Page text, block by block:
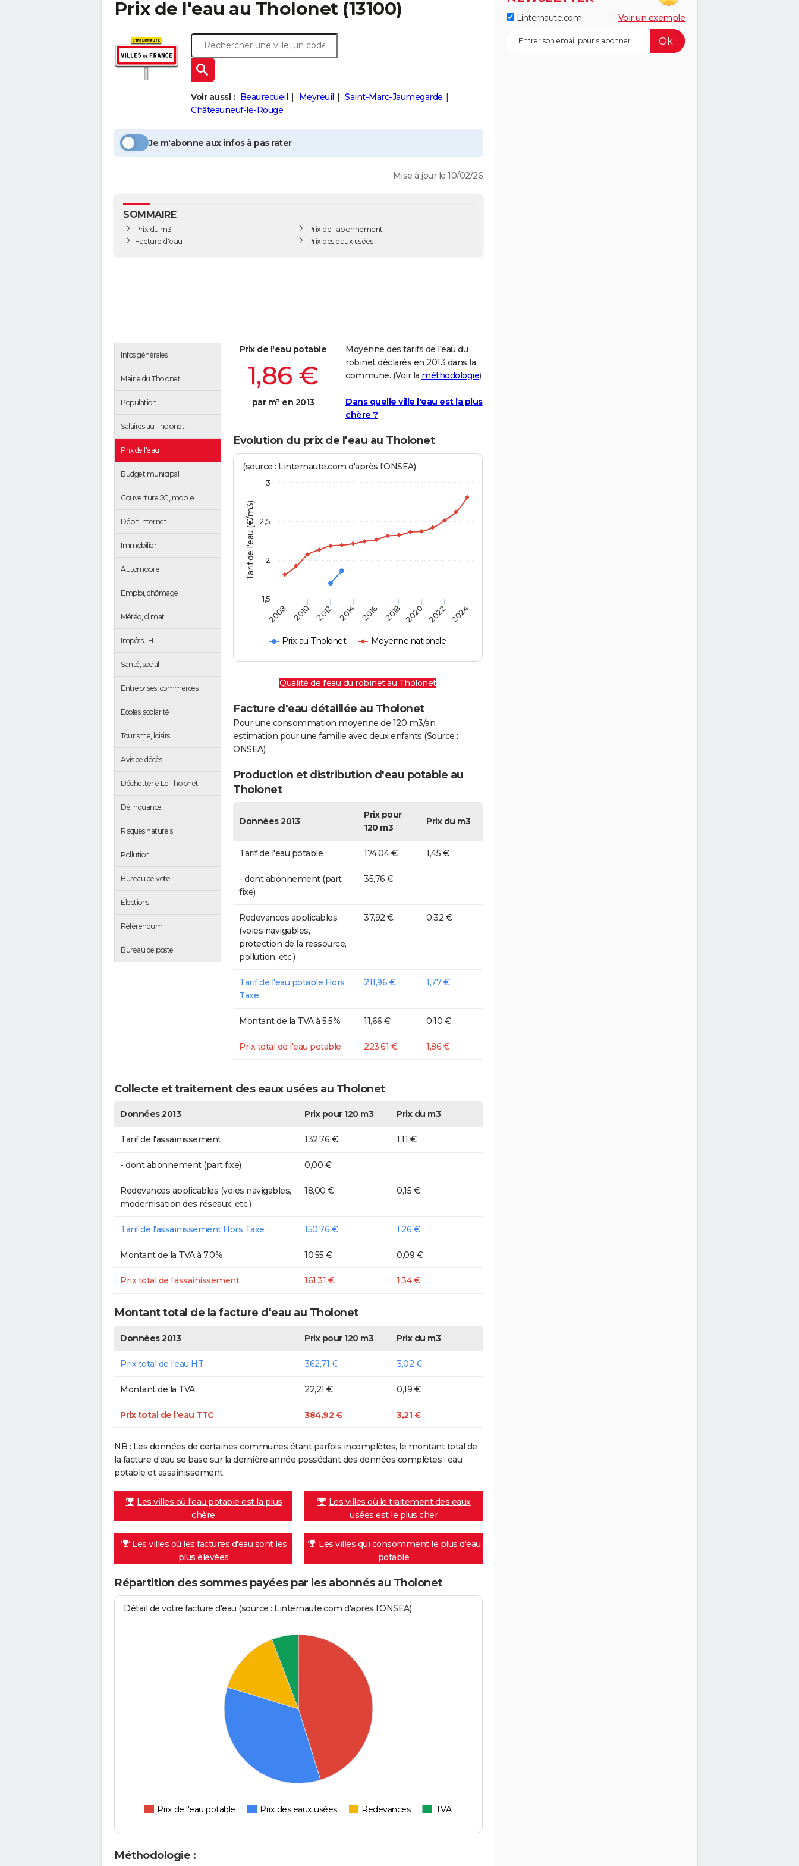
Prix de l'eau au Tholonet(13100)
Voir aussi : Beaurecueil Meyreuil
Saint-Marc-Jaumegarde
Châteauneuf-le-Rouge
Je m'abonne aux infos à pas rater
Mise à jour le 10/02/26
SOMMAIRE
Prix du m3
Facture d'eau
Prix de l'abonnement
Prix des eaux usées
Infos générales
Mairie du Tholonet
Population
Salaires au Tholonet
Prix de l'eau
Budget municipal
Couverture 5G, mobile
Débit Internet
Immobilier
Automobile
Emploi, chômage
Météo, climat
Impôts, IFI
Santé, social
Entreprises, commerces
Ecoles, scolarité
Tourisme, loisirs
Avis de décès
Déchetterie Le Tholonet
Délinquance
Risques naturels
Pollution
Bureau de vote
Elections
Référendum
Bureau de poste
Prix de l'eau potable
1,86 €
par m³ en 2013
Moyenne des tarifs de l'eau du
robinet déclarés en 2013 dans la
commune. (Voir la méthodologie)
Dans quelle ville l'eau est la plus
chère ?
Evolution du prix de l'eau au Tholonet
Tarif de l'eau (€/m3)
(source : Linternaute.com d'après l'ONSEA)
Prix au Tholonet Moyenne nationale
2008 2010 2012 2014 2016 2018 2020 2022 2024
1,5
2
2,5
3
Qualité de l'eau du robinet au Tholonet
Facture d'eau détaillée au Tholonet
Pour une consommation moyenne de 120 m3/an,
estimation pour une famille avec deux enfants (Source :
ONSEA).
Production et distribution d'eau potable au
Tholonet
Données 2013
Prix pour
120 m3
Prix du m3
Tarif de l'eau potable 174,04 € 1,45 €
- dont abonnement (part
fixe)
35,76 €
Redevances applicables
(voies navigables,
protection de la ressource,
pollution, etc.)
37,92 € 0,32 €
Tarif de l'eau potable Hors
Taxe
211,96 € 1,77 €
Montant de la TVA à 5,5% 11,66 € 0,10 €
Prix total de l'eau potable 223,61 € 1,86 €
Collecte et traitement des eaux usées au Tholonet
Données 2013 Prix pour 120 m3 Prix du m3
Tarif de l'assainissement 132,76 € 1,11 €
- dont abonnement (part fixe) 0,00 €
Redevances applicables (voies navigables,
modernisation des réseaux, etc.)
18,00 € 0,15 €
Tarif de l'assainissement Hors Taxe 150,76 € 1,26 €
Montant de la TVA à 7,0% 10,55 € 0,09 €
Prix total de l'assainissement 161,31 € 1,34 €
Montant total de la facture d'eau au Tholonet
Données 2013 Prix pour 120 m3 Prix du m3
Prix total de l'eau HT 362,71 € 3,02 €
Montant de la TVA 22,21 € 0,19 €
Prix total de l'eau TTC 384,92 € 3,21 €
NB : Les données de certaines communes étant parfois incomplètes, le montant total de
la facture d'eau se base sur la dernière année possédant des données complètes : eau
potable et assainissement.
Les villes où l'eau potable est la plus
chère
Les villes où le traitement des eaux
usées est le plus cher
Les villes où les factures d'eau sont les
plus élevées
Les villes qui consomment le plus d'eau
potable
Répartition des sommes payées par les abonnés au Tholonet
Détail de votre facture d'eau (source : Linternaute.com d'après l'ONSEA)
Prix de l'eau potable Prix des eaux usées Redevances TVA
Méthodologie :
Linternaute.com Voir un exemple